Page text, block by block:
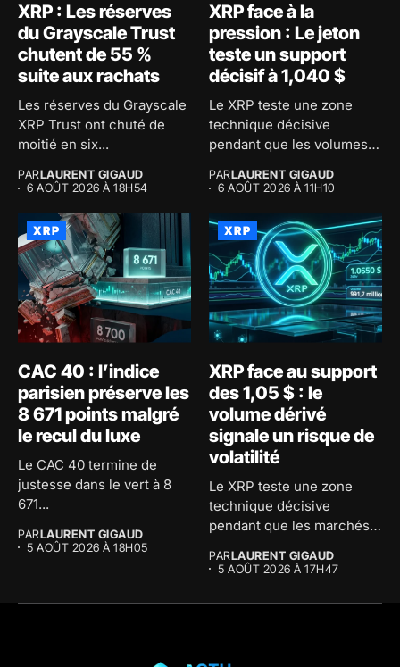
XRP : Les réserves
du Grayscale Trust
chutent de 55 %
suite aux rachats
Les réserves du Grayscale
XRP Trust ont chuté de
moitié en six...
PARLAURENT GIGAUD
6 AOÛT 2026 À 18H54
XRP face à la
pression : Le jeton
teste un support
décisif à 1,040 $
Le XRP teste une zone
technique décisive
pendant que les volumes
PARLAURENT GIGAUD
6 AOÛT 2026 À 11H10
XRP
CAC 40 : l’indice
parisien préserve les
8 671 points malgré
le recul du luxe
Le CAC 40 termine de
justesse dans le vert à 8
671...
PARLAURENT GIGAUD
5 AOÛT 2026 À 18H05
XRP
XRP face au support
des 1,05 $ : le
volume dérivé
signale un risque de
volatilité
Le XRP teste une zone
technique décisive
pendant que les marchés
PARLAURENT GIGAUD
5 AOÛT 2026 À 17H47